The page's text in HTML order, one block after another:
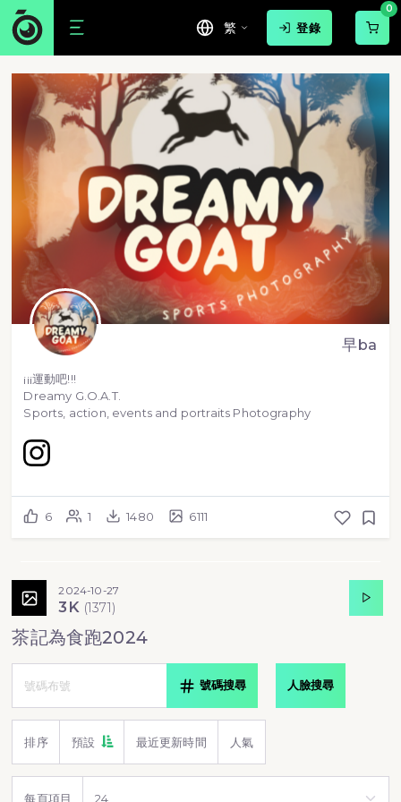
繁 登錄
0
早ba
¡¡¡運動吧!!!
Dreamy G.O.A.T.
Sports, action, events and portraits Photography
6 1 1480 6111
2024-10-27
3K (1371)
茶記為食跑2024
號碼搜尋 人臉搜尋
排序 預設 最近更新時間 人氣
每頁項目